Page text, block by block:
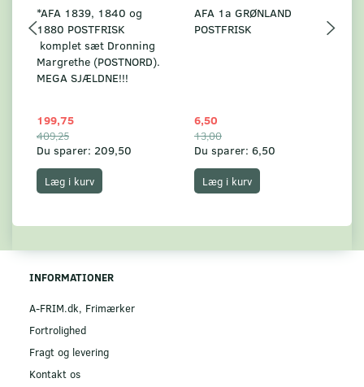
*AFA 1839, 1840 og
1880 POSTFRISK
komplet sæt Dronning
Margrethe (POSTNORD).
MEGA SJÆLDNE!!!
199,75
409,25
Du sparer: 209,50
Læg i kurv
AFA 1a GRØNLAND
POSTFRISK
6,50
13,00
Du sparer: 6,50
Læg i kurv
INFORMATIONER
A-FRIM.dk, Frimærker
Fortrolighed
Fragt og levering
Kontakt os